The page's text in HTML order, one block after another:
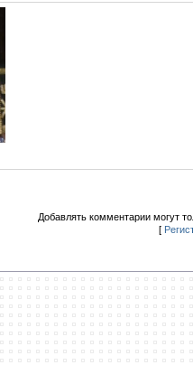
Добавлять комментарии могут
[